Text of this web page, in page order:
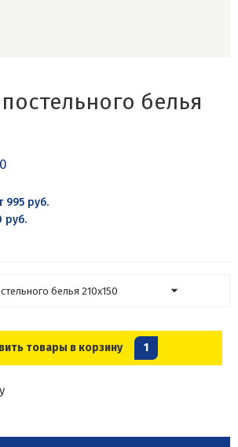
белья
995 руб.
руб.
белья 210х150
товары в корзину 1